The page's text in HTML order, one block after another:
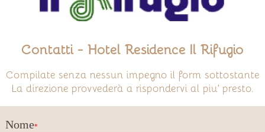
Contatti - Hotel Residence Il Rifugio
Compilate senza nessun impegno il form sottostante
La direzione provvederà a rispondervi al piu' presto.
Nome*